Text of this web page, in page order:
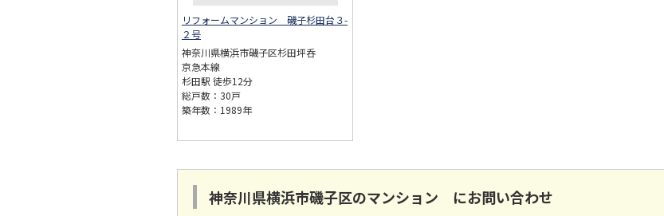
リフォームマンション 磯子杉田台３-
２号
神奈川県横浜市磯子区杉田坪呑
京急本線
杉田駅 徒歩12分
総戸数：30戸
築年数：1989年
神奈川県横浜市磯子区のマンション にお問い合わせ